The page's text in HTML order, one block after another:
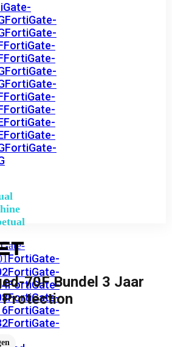
FortiGate-
FortiGate-
FortiGate-
FortiGate-
FortiGate-
FortiGate-
FortiGate-
FortiGate-
FortiGate-
FortiGate-
FortiGate-
FortiGate-
FortiGate-
FortiGate-
FortiGate-
FortiGate-
FortiGate-
70F Bundel 3 Jaar